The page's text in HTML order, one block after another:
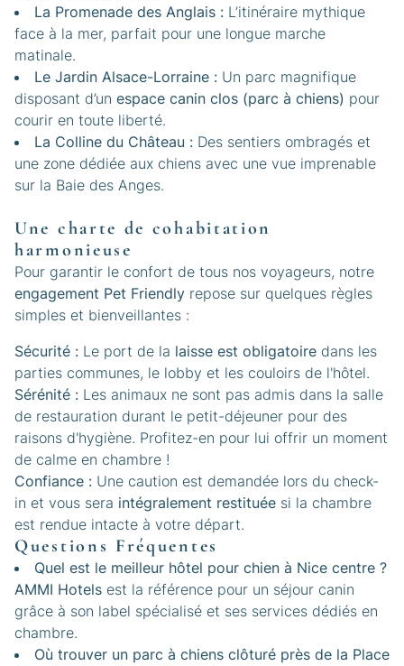
La Promenade des Anglais : L’itinéraire mythique
face à la mer, parfait pour une longue marche
matinale.
Le Jardin Alsace-Lorraine : Un parc magnifique
disposant d’un espace canin clos (parc à chiens) pour
courir en toute liberté.
La Colline du Château : Des sentiers ombragés et
une zone dédiée aux chiens avec une vue imprenable
sur la Baie des Anges.
Une charte de cohabitation
harmonieuse
Pour garantir le confort de tous nos voyageurs, notre
engagement Pet Friendly repose sur quelques règles
simples et bienveillantes :
Sécurité : Le port de la laisse est obligatoire dans les
parties communes, le lobby et les couloirs de l'hôtel.
Sérénité : Les animaux ne sont pas admis dans la salle
de restauration durant le petit-déjeuner pour des
raisons d'hygiène. Profitez-en pour lui offrir un moment
de calme en chambre !
Confiance : Une caution est demandée lors du check-
in et vous sera intégralement restituée si la chambre
est rendue intacte à votre départ.
Questions Fréquentes
Quel est le meilleur hôtel pour chien à Nice centre ?
AMMI Hotels est la référence pour un séjour canin
grâce à son label spécialisé et ses services dédiés en
chambre.
Où trouver un parc à chiens clôturé près de la Place